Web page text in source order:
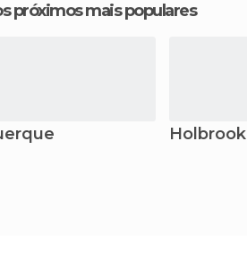
próximos mais populares
Holbrook